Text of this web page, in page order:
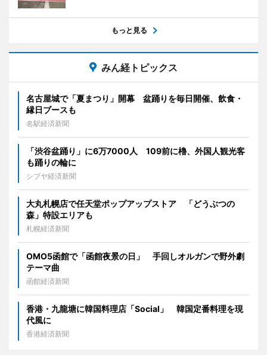
もっと見る
みん経トピックス
名古屋城で「夏まつり」開幕 盆踊りを毎日開催、飲食・
縁日ブースも
名駅経済新聞
「渋谷盆踊り」に6万7000人 109前に櫓、外国人観光客
も踊りの輪に
シブヤ経済新聞
大丸札幌店で任天堂ポップアップストア 「どうぶつの
森」特設エリアも
札幌経済新聞
OMO5函館で「函館夜景の日」 手回しオルガンで野外劇
テーマ曲
函館経済新聞
香港・九龍塘に韓国料理店「Social」 韓国定番料理を現
代風に
香港経済新聞